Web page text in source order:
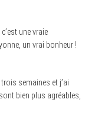
une vraie
un vrai bonheur !
semaines et j’ai
bien plus agréables,